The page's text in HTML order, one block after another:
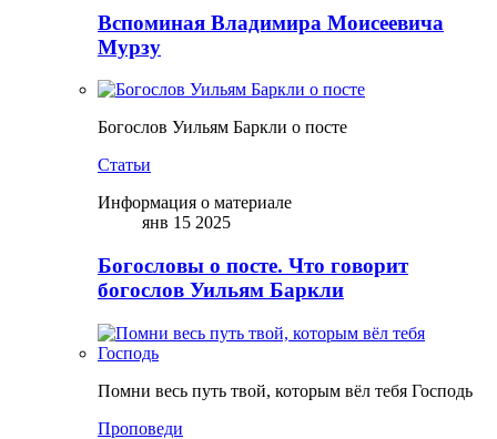
Вспоминая Владимира Моисеевича
Мурзу
Богослов Уильям Баркли о посте
Статьи
Информация о материале
янв 15 2025
Богословы о посте. Что говорит
богослов Уильям Баркли
Помни весь путь твой, которым вёл тебя Господь
Проповеди